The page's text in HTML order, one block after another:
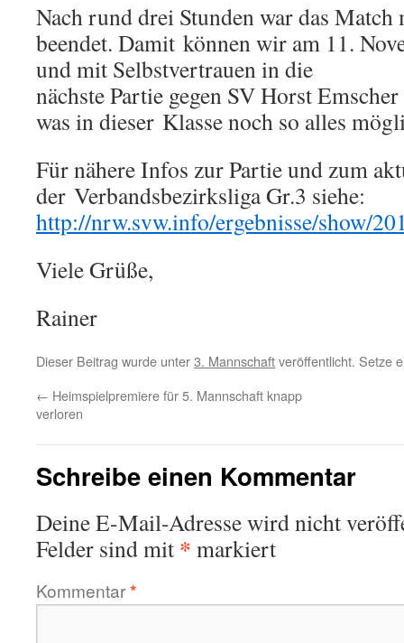
Nach rund drei Stunden war das
beendet. Damit können wir am 11.
und mit Selbstvertrauen in die
nächste Partie gegen SV Horst
was in dieser Klasse noch so alles
Für nähere Infos zur Partie und zum
der Verbandsbezirksliga Gr.3 siehe:
http://nrw.svw.info/ergebnisse/show/
Viele Grüße,
Rainer
Dieser Beitrag wurde unter3. Mannschaftveröffentlicht. Setze
← Heimspielpremiere für 5. Mannschaft knapp
verloren
Schreibe einen Kommentar
Deine E-Mail-Adresse wird nicht
Felder sind mit * markiert
Kommentar*